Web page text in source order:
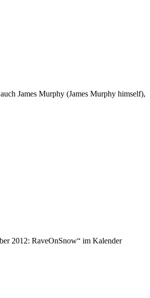
James Murphy (James Murphy himself),
2012: RaveOnSnow“ im Kalender